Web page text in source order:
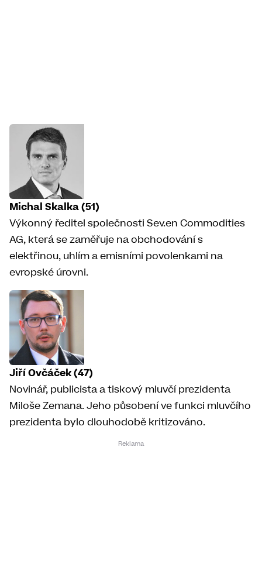
Michal Skalka (51)
Výkonný ředitel společnosti Sev.en Commodities
AG, která se zaměřuje na obchodování s
elektřinou, uhlím a emisními povolenkami na
evropské úrovni.
Jiří Ovčáček (47)
Novinář, publicista a tiskový mluvčí prezidenta
Miloše Zemana. Jeho působení ve funkci mluvčího
prezidenta bylo dlouhodobě kritizováno.